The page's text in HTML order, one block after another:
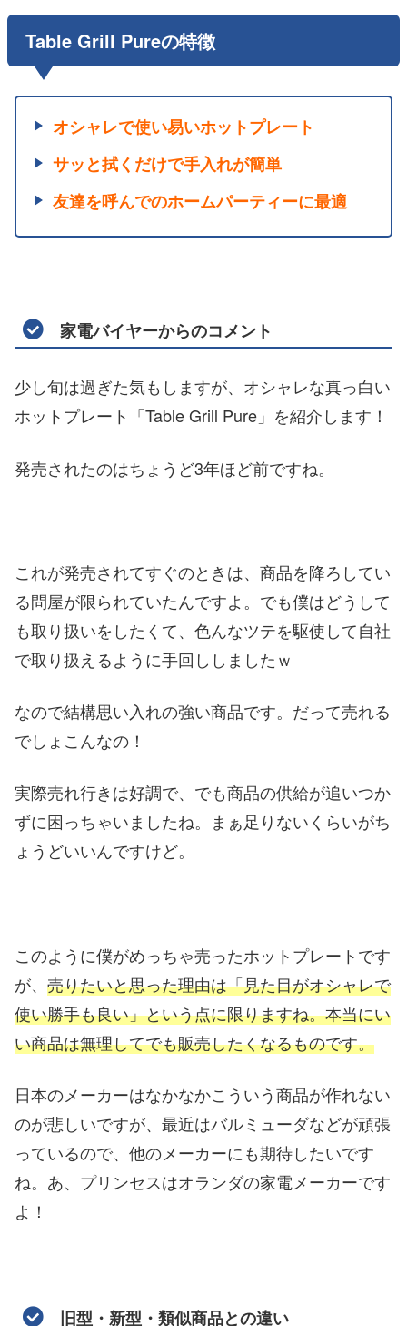
Table Grill Pureの特徴
オシャレで使い易いホットプレート
サッと拭くだけで手入れが簡単
友達を呼んでのホームパーティーに最適
家電バイヤーからのコメント
少し旬は過ぎた気もしますが、オシャレな真っ白い
ホットプレート「Table Grill Pure」を紹介します！
発売されたのはちょうど3年ほど前ですね。
これが発売されてすぐのときは、商品を降ろしてい
る問屋が限られていたんですよ。でも僕はどうして
も取り扱いをしたくて、色んなツテを駆使して自社
で取り扱えるように手回ししましたｗ
なので結構思い入れの強い商品です。だって売れる
でしょこんなの！
実際売れ行きは好調で、でも商品の供給が追いつか
ずに困っちゃいましたね。まぁ足りないくらいがち
ょうどいいんですけど。
このように僕がめっちゃ売ったホットプレートです
が、 売りたいと思った理由は「見た目がオシャレで
使い勝手も良い」という点に限りますね。本当にい
い商品は無理してでも販売したくなるものです。
日本のメーカーはなかなかこういう商品が作れない
のが悲しいですが、最近はバルミューダなどが頑張
っているので、他のメーカーにも期待したいです
ね。あ、プリンセスはオランダの家電メーカーです
よ！
旧型・新型・類似商品との違い